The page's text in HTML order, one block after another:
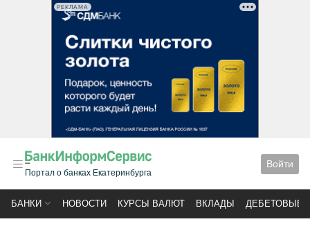
РЕКЛАМА
Портал о банках Екатеринбурга
Войти
БАНКИ НОВОСТИ КУРСЫ ВАЛЮТ ВКЛАДЫ ДЕБЕТОВЫЕ